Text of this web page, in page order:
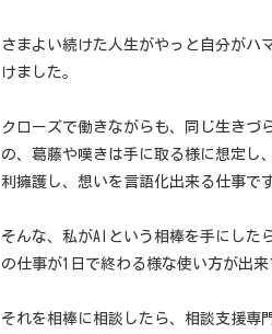
さまよい続けた人生がやっと自分がハ
けました。
クローズで働きながらも、同じ生きづ
の、葛藤や嘆きは手に取る様に想定し
利擁護し、想いを言語化出来る仕事です
そんな、私がAIという相棒を手にした
の仕事が1日で終わる様な使い方が出来
それを相棒に相談したら、相談支援専